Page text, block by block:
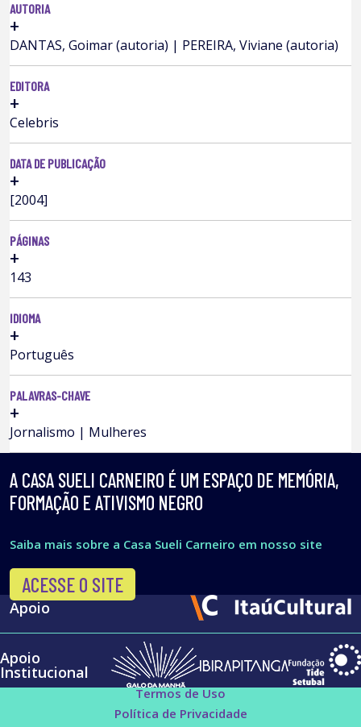
AUTORIA
+
DANTAS, Goimar (autoria) | PEREIRA, Viviane (autoria)
EDITORA
+
Celebris
DATA DE PUBLICAÇÃO
+
[2004]
PÁGINAS
+
143
IDIOMA
+
Português
PALAVRAS-CHAVE
+
Jornalismo | Mulheres
A CASA SUELI CARNEIRO É UM ESPAÇO DE MEMÓRIA,
FORMAÇÃO E ATIVISMO NEGRO
Saiba mais sobre a Casa Sueli Carneiro em nosso site
ACESSE O SITE
Apoio
Apoio
Institucional
Termos de Uso
Política de Privacidade